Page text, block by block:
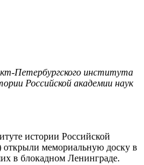
Петербургского института
Российской академии наук
истории Российской
мемориальную доску в
в блокадном Ленинграде.